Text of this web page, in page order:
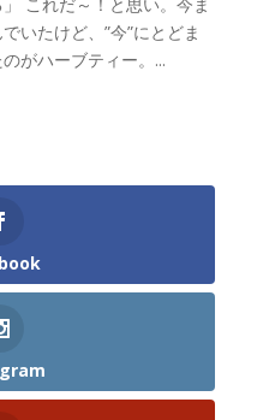
いたけど、”今”にとどま
がハーブティー。...